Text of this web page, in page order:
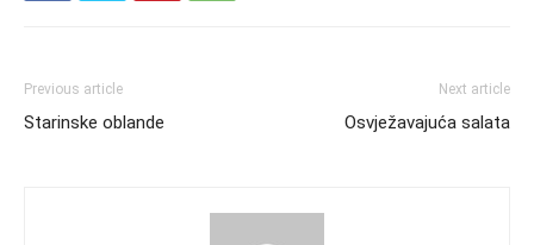
Previous article
Starinske oblande
Next article
Osvježavajuća salata